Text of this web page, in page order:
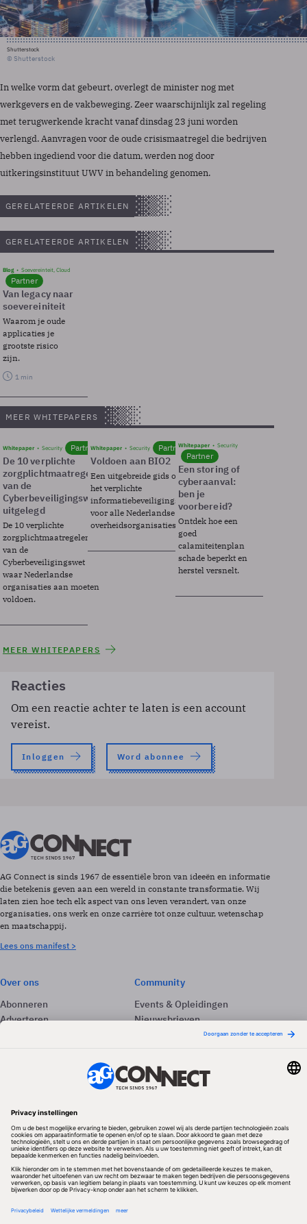
Shutterstock
© Shutterstock
In welke vorm dat gebeurt, overlegt de minister nog met
werkgevers en de vakbeweging. Zeer waarschijnlijk zal regeling
met terugwerkende kracht vanaf dinsdag 23 juni worden
verlengd. Aanvragen voor de oude crisismaatregel die bedrijven
hebben ingediend voor die datum, werden nog door
uitkeringsinstituut UWV in behandeling genomen.
GERELATEERDE ARTIKELEN
GERELATEERDE ARTIKELEN
Blog Soevereinteit, Cloud
Partner
Van legacy naar
soevereiniteit
Waarom je oude
applicaties je
grootste risico
zijn.
1 min
MEER WHITEPAPERS
Whitepaper Security Partner
De 10 verplichte
zorgplichtmaatregelen
van de
Cyberbeveiligingswet
uitgelegd
De 10 verplichte
zorgplichtmaatregelen
van de
Cyberbeveiligingswet
waar Nederlandse
organisaties aan moeten
voldoen.
Whitepaper Security Partner
Voldoen aan BIO2
Een uitgebreide gids over BIO2,
het verplichte
informatiebeveiligingsframework
voor alle Nederlandse
overheidsorganisaties.
Whitepaper Security
Partner
Een storing of
cyberaanval:
ben je
voorbereid?
Ontdek hoe een
goed
calamiteitenplan
schade beperkt en
herstel versnelt.
MEER WHITEPAPERS
Reacties
Om een reactie achter te laten is een account
vereist.
Inloggen Word abonnee
AG Connect is sinds 1967 de essentiële bron van ideeën en informatie
die betekenis geven aan een wereld in constante transformatie. Wij
laten zien hoe tech elk aspect van ons leven verandert, van onze
organisaties, ons werk en onze carrière tot onze cultuur, wetenschap
en maatschappij.
Lees ons manifest >
Over ons
Abonneren
Adverteren
Community
Events & Opleidingen
Nieuwsbrieven
Volg ons
Redactionele partner